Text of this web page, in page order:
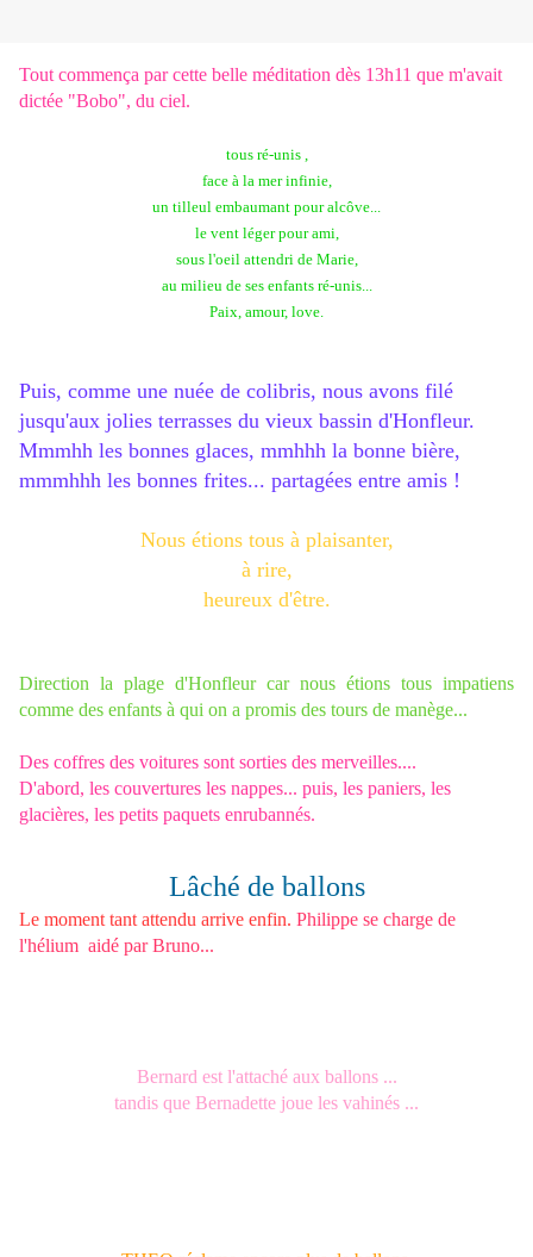
Tout commença par cette belle méditation dès 13h11 que m'avait
dictée "Bobo", du ciel.
tous ré-unis ,
face à la mer infinie,
un tilleul embaumant pour alcôve...
le vent léger pour ami,
sous l'oeil attendri de Marie,
au milieu de ses enfants ré-unis...
Paix, amour, love.
Puis, comme une nuée de colibris, nous avons filé
jusqu'aux jolies terrasses du vieux bassin d'Honfleur.
Mmmhh les bonnes glaces, mmhhh la bonne bière,
mmmhhh les bonnes frites... partagées entre amis !
Nous étions tous à plaisanter,
à rire,
heureux d'être.
Direction la plage d'Honfleur car nous étions tous impatiens
comme des enfants à qui on a promis des tours de manège...
Des coffres des voitures sont sorties des merveilles....
D'abord, les couvertures les nappes... puis, les paniers, les
glacières, les petits paquets enrubannés.
Lâché de ballons
Le moment tant attendu arrive enfin. Philippe se charge de
l'hélium aidé par Bruno...
Bernard est l'attaché aux ballons ...
tandis que Bernadette joue les vahinés ...